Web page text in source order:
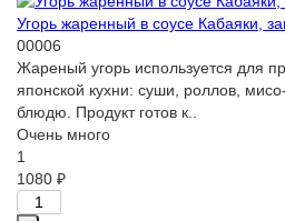
Угорь жаренный в соусе Кабаяки,
00006
Жареный угорь используется для
японской кухни: суши, роллов,
блюдю. Продукт готов к..
Очень много
1
1080 ₽